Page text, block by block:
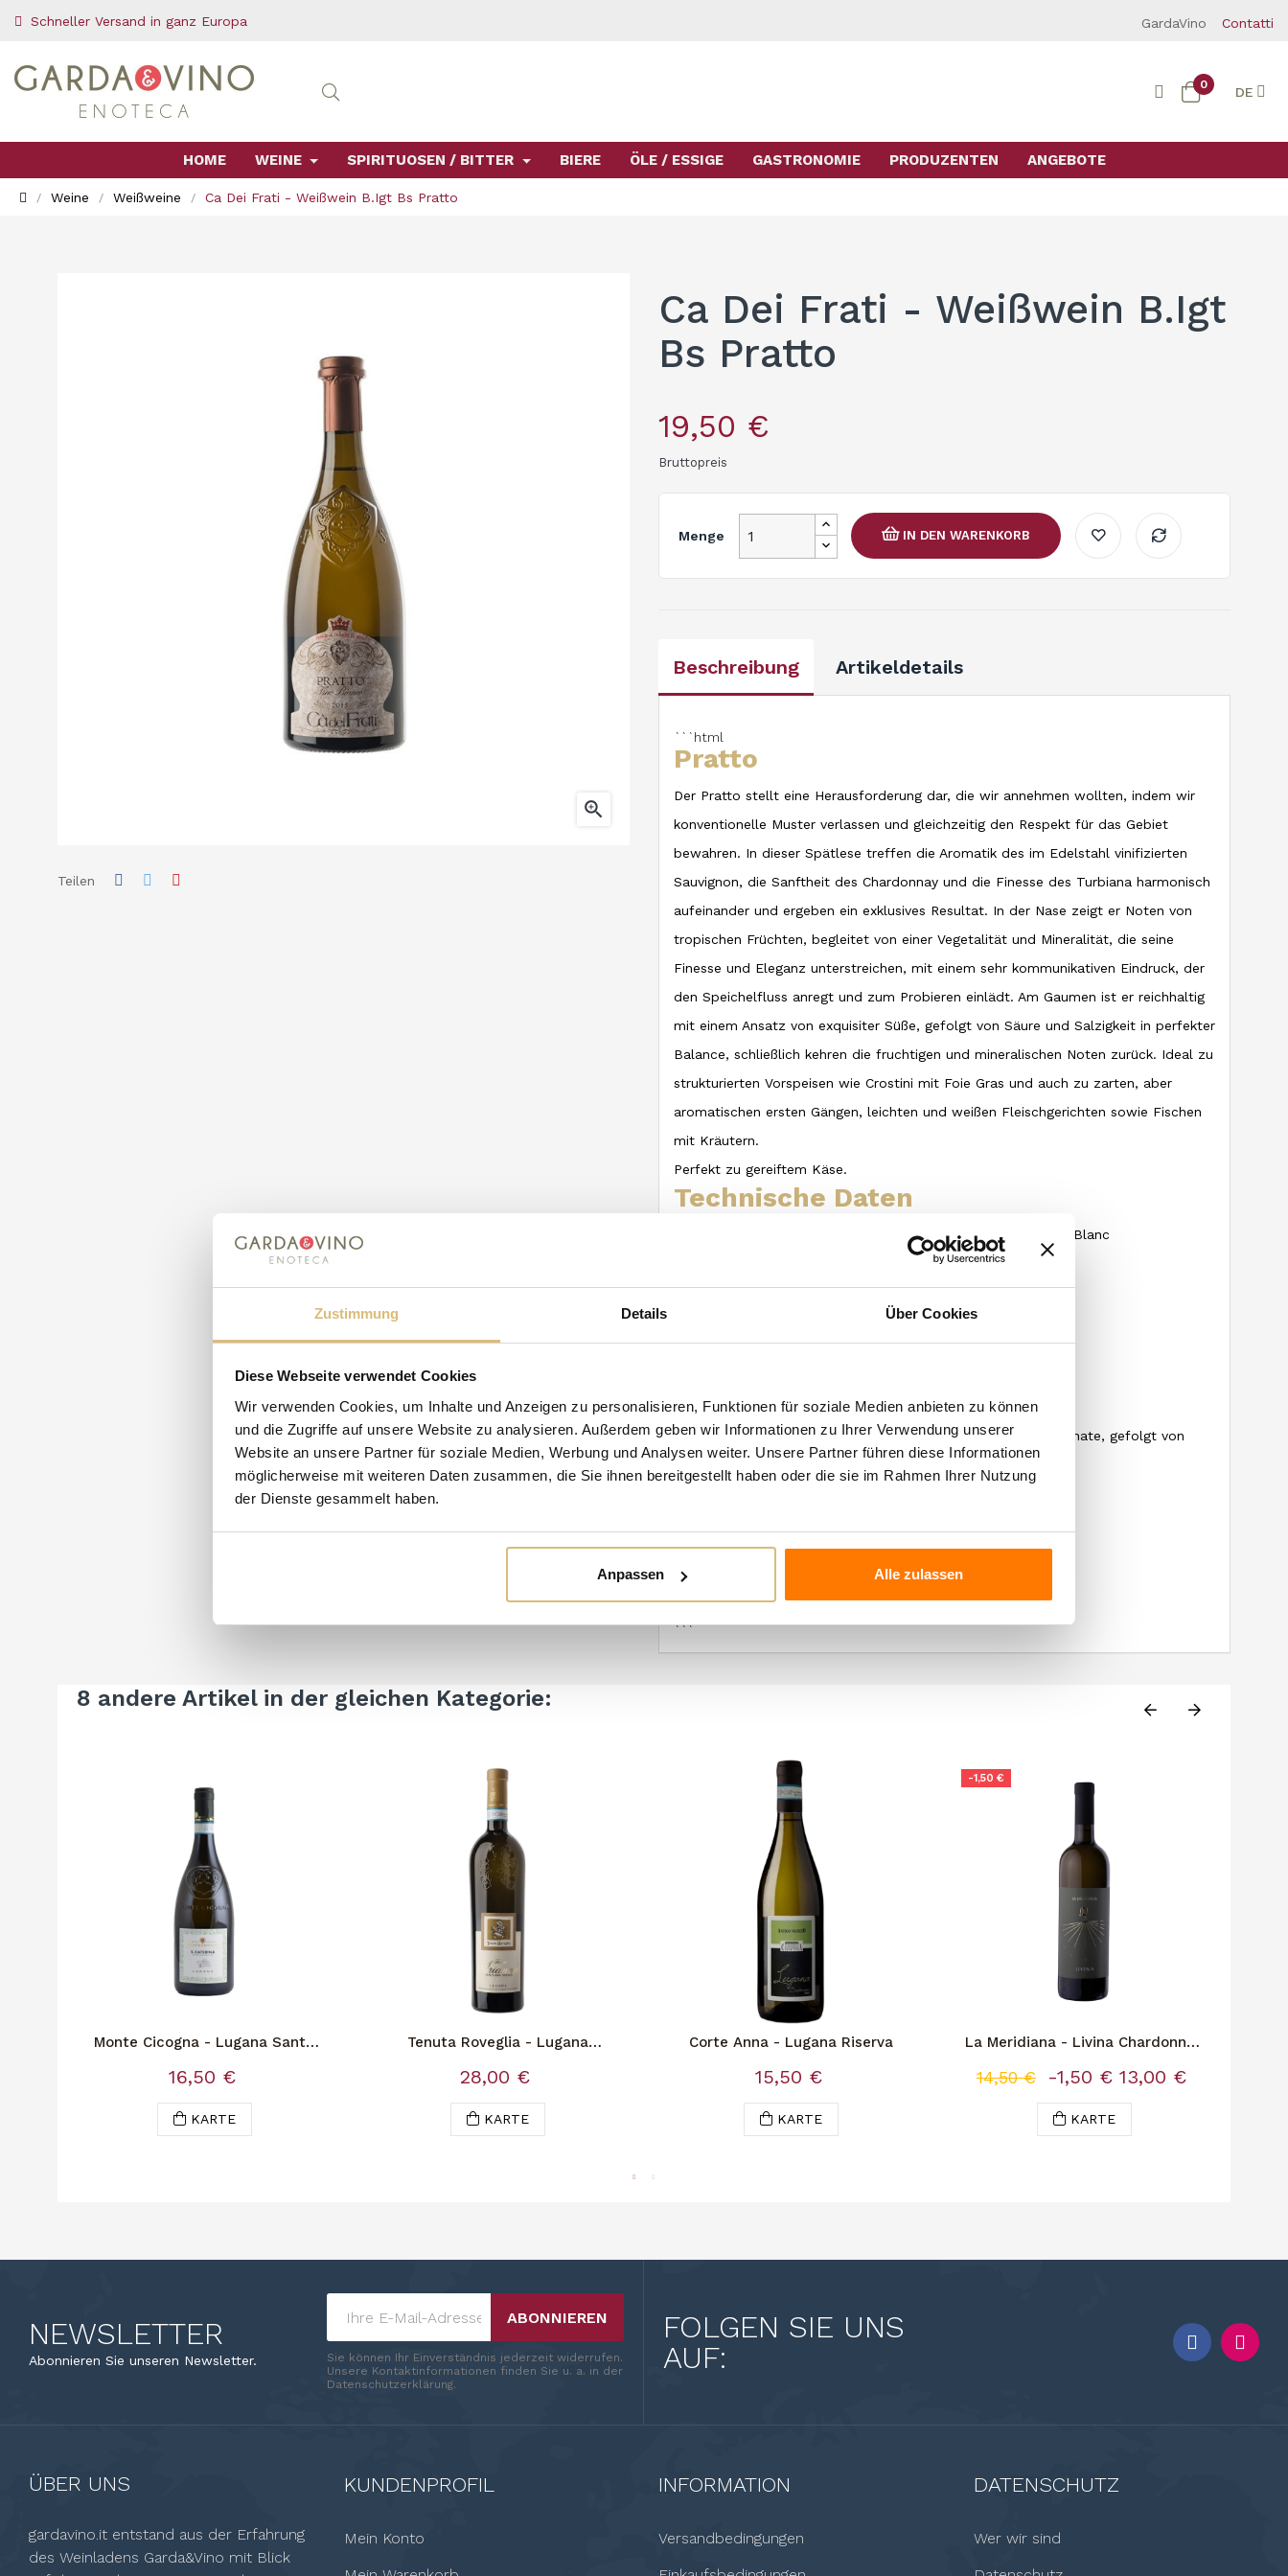
Zustimmung Details Über Cookies
Diese Webseite verwendet Cookies
Wir verwenden Cookies, um Inhalte und Anzeigen zu personalisieren, Funktionen für soziale Medien anbieten zu können
und die Zugriffe auf unsere Website zu analysieren. Außerdem geben wir Informationen zu Ihrer Verwendung unserer
Website an unsere Partner für soziale Medien, Werbung und Analysen weiter. Unsere Partner führen diese Informationen
möglicherweise mit weiteren Daten zusammen, die Sie ihnen bereitgestellt haben oder die sie im Rahmen Ihrer Nutzung
der Dienste gesammelt haben.
Anpassen Alle zulassen
Schneller Versand in ganz Europa GardaVino Contatti
0 DE
HOME WEINE SPIRITUOSEN / BITTER BIERE ÖLE / ESSIGE GASTRONOMIE PRODUZENTEN ANGEBOTE
Weine Weißweine Ca Dei Frati - Weißwein B.Igt Bs Pratto

Teilen
Ca Dei Frati - Weißwein B.Igt
Bs Pratto
19,50 €
Bruttopreis
Menge IN DEN WARENKORB
Beschreibung Artikeldetails
```html
Pratto
Der Pratto stellt eine Herausforderung dar, die wir annehmen wollten, indem wir
konventionelle Muster verlassen und gleichzeitig den Respekt für das Gebiet
bewahren. In dieser Spätlese treffen die Aromatik des im Edelstahl vinifizierten
Sauvignon, die Sanftheit des Chardonnay und die Finesse des Turbiana harmonisch
aufeinander und ergeben ein exklusives Resultat. In der Nase zeigt er Noten von
tropischen Früchten, begleitet von einer Vegetalität und Mineralität, die seine
Finesse und Eleganz unterstreichen, mit einem sehr kommunikativen Eindruck, der
den Speichelfluss anregt und zum Probieren einlädt. Am Gaumen ist er reichhaltig
mit einem Ansatz von exquisiter Süße, gefolgt von Säure und Salzigkeit in perfekter
Balance, schließlich kehren die fruchtigen und mineralischen Noten zurück. Ideal zu
strukturierten Vorspeisen wie Crostini mit Foie Gras und auch zu zarten, aber
aromatischen ersten Gängen, leichten und weißen Fleischgerichten sowie Fischen
mit Kräutern.
Perfekt zu gereiftem Käse.
Technische Daten
: Turbiana, Chardonnay und Sauvignon Blanc
: kalkhaltig – tonhaltig
Erziehungssystem: Guyot und sporenförmiger Schnitt
Malolaktische Gärung: Nicht durchgeführt
Reifung und Entwicklung: In Edelstahl auf feinen Hefen 12 Monate, gefolgt von
zwei Monaten in der Flasche
Flüchtige Säure: 0,35 g/L
pH
```
8 andere Artikel in der gleichen Kategorie:
Monte Cicogna - Lugana Santa
16,50 €
KARTE
Tenuta Roveglia - Lugana
28,00 €
KARTE
Corte Anna - Lugana Riserva
15,50 €
KARTE
-1,50 €
La Meridiana - Livina Chardonnay
14,50 € -1,50 € 13,00 €
KARTE
NEWSLETTER
Abonnieren Sie unseren Newsletter.
ABONNIEREN
Sie können Ihr Einverständnis jederzeit widerrufen.
Unsere Kontaktinformationen finden Sie u. a. in der
Datenschutzerklärung.
FOLGEN SIE UNS
AUF:
ÜBER UNS
gardavino.it entstand aus der Erfahrung
des Weinladens Garda&Vino mit Blick
KUNDENPROFIL
Mein Konto
INFORMATION
Versandbedingungen
DATENSCHUTZ
Wer wir sind